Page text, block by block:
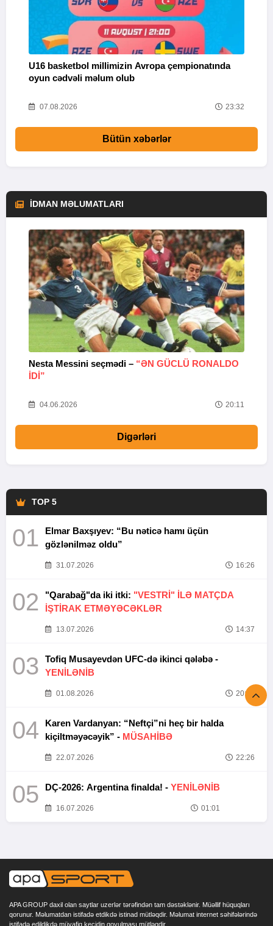
U16 basketbol millimizin Avropa çempionatında
oyun cədvəli məlum olub
07.08.2026 23:32
Bütün xəbərlər
İDMAN MƏLUMATLARI
Nesta Messini seçmədi – “ƏN GÜCLÜ RONALDO
IDI”
04.06.2026 20:11
Digərləri
TOP 5
01
Elmar Baxşıyev: “Bu nəticə hamı üçün
gözlənilməz oldu”
31.07.2026 16:26
02 "Qarabağ"da iki itki: "VESTRİ" İLƏ MATÇDA
İŞTİRAK ETMƏYƏCƏKLƏR
13.07.2026 14:37
03
Tofiq Musayevdən UFC-də ikinci qələbə -
YENİLƏNİB
01.08.2026 20:52
04
Karen Vardanyan: “Neftçi”ni heç bir halda
kiçiltməyəcəyik” - MÜSAHİBƏ
22.07.2026 22:26
05 DÇ-2026: Argentina finalda! - YENİLƏNİB
16.07.2026 01:01
APA GROUP daxil olan saytlar uzerlər tərəfindən tam dəstəklənir. Müəllif hüquqları
qorunur. Məlumatdan istifadə etdikdə istinad mütləqdir. Məlumat internet səhifələrində
istifadə edildikdə müvafiq keçidin qoyulması mütləqdir.